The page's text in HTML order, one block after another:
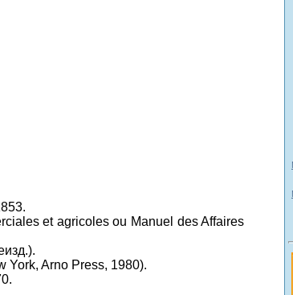
3.
et agricoles ou Manuel des Affaires
.).
York, Arno Press, 1980).